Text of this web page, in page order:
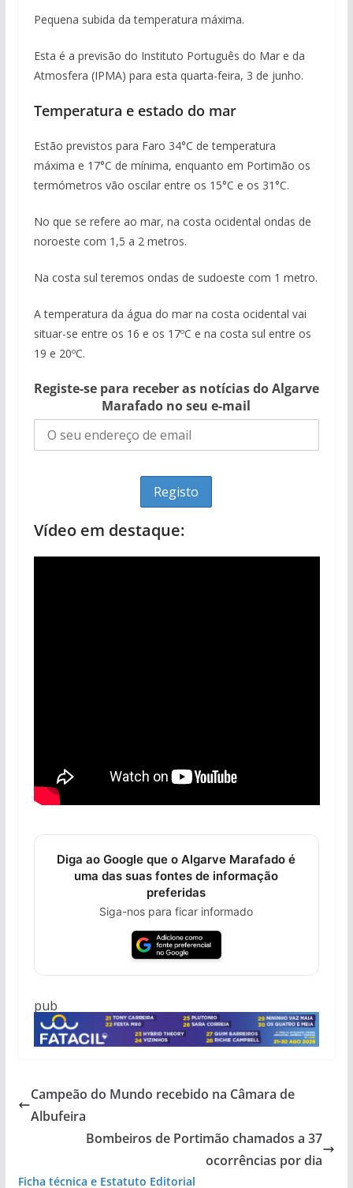
Pequena subida da temperatura máxima.
Esta é a previsão do Instituto Português do Mar e da
Atmosfera (IPMA) para esta quarta-feira, 3 de junho.
Temperatura e estado do mar
Estão previstos para Faro 34°C de temperatura
máxima e 17°C de mínima, enquanto em Portimão os
termómetros vão oscilar entre os 15°C e os 31°C.
No que se refere ao mar, na costa ocidental ondas de
noroeste com 1,5 a 2 metros.
Na costa sul teremos ondas de sudoeste com 1 metro.
A temperatura da água do mar na costa ocidental vai
situar-se entre os 16 e os 17ºC e na costa sul entre os
19 e 20ºC.
Registe-se para receber as notícias do Algarve
Marafado no seu e-mail
Vídeo em destaque:
Diga ao Google que o Algarve Marafado é
uma das suas fontes de informação
preferidas
Siga-nos para ficar informado
pub
Campeão do Mundo recebido na Câmara de
Albufeira
Bombeiros de Portimão chamados a 37
ocorrências por dia
Ficha técnica e Estatuto Editorial